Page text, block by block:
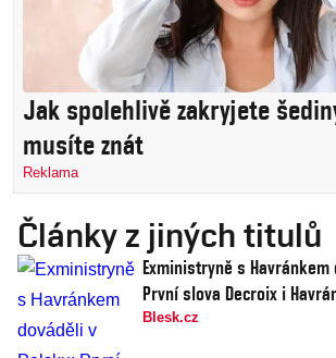
Jak spolehlivě zakryjete
musíte znát
Reklama
Články z jiných titulů
Exministryně s
První slova Decroix i
Blesk.cz